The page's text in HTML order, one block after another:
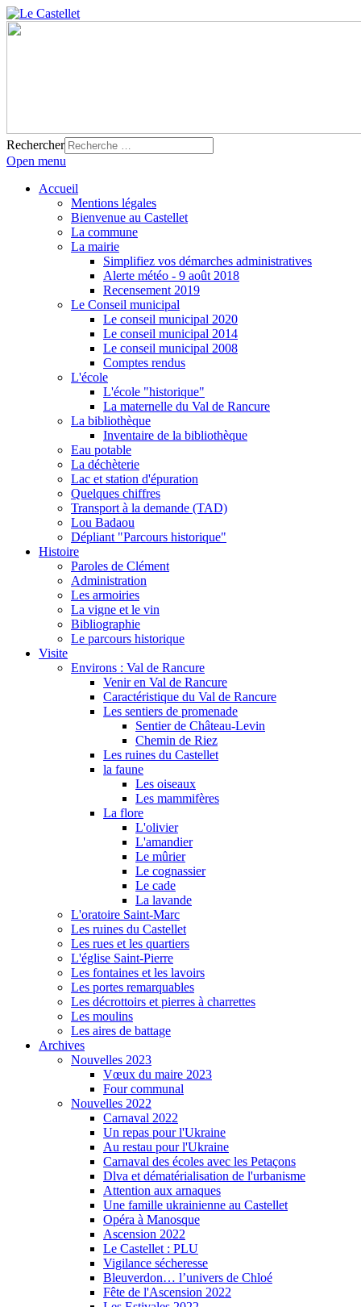
Rechercher
Open menu
Accueil
Mentions légales
Bienvenue au Castellet
La commune
La mairie
Simplifiez vos démarches administratives
Alerte météo - 9 août 2018
Recensement 2019
Le Conseil municipal
Le conseil municipal 2020
Le conseil municipal 2014
Le conseil municipal 2008
Comptes rendus
L'école
L'école "historique"
La maternelle du Val de Rancure
La bibliothèque
Inventaire de la bibliothèque
Eau potable
La déchèterie
Lac et station d'épuration
Quelques chiffres
Transport à la demande (TAD)
Lou Badaou
Dépliant "Parcours historique"
Histoire
Paroles de Clément
Administration
Les armoiries
La vigne et le vin
Bibliographie
Le parcours historique
Visite
Environs : Val de Rancure
Venir en Val de Rancure
Caractéristique du Val de Rancure
Les sentiers de promenade
Sentier de Château-Levin
Chemin de Riez
Les ruines du Castellet
la faune
Les oiseaux
Les mammifères
La flore
L'olivier
L'amandier
Le mûrier
Le cognassier
Le cade
La lavande
L'oratoire Saint-Marc
Les ruines du Castellet
Les rues et les quartiers
L'église Saint-Pierre
Les fontaines et les lavoirs
Les portes remarquables
Les décrottoirs et pierres à charrettes
Les moulins
Les aires de battage
Archives
Nouvelles 2023
Vœux du maire 2023
Four communal
Nouvelles 2022
Carnaval 2022
Un repas pour l'Ukraine
Au restau pour l'Ukraine
Carnaval des écoles avec les Petaçons
Dlva et dématérialisation de l'urbanisme
Attention aux arnaques
Une famille ukrainienne au Castellet
Opéra à Manosque
Ascension 2022
Le Castellet : PLU
Vigilance sécheresse
Bleuverdon… l’univers de Chloé
Fête de l'Ascension 2022